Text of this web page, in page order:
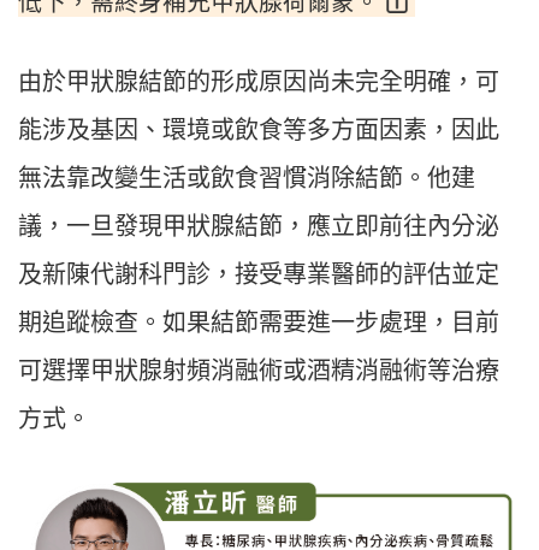
由於甲狀腺結節的形成原因尚未完全明確，可
能涉及基因、環境或飲食等多方面因素，因此
無法靠改變生活或飲食習慣消除結節。他建
議，一旦發現甲狀腺結節，應立即前往內分泌
及新陳代謝科門診，接受專業醫師的評估並定
期追蹤檢查。如果結節需要進一步處理，目前
可選擇甲狀腺射頻消融術或酒精消融術等治療
方式。